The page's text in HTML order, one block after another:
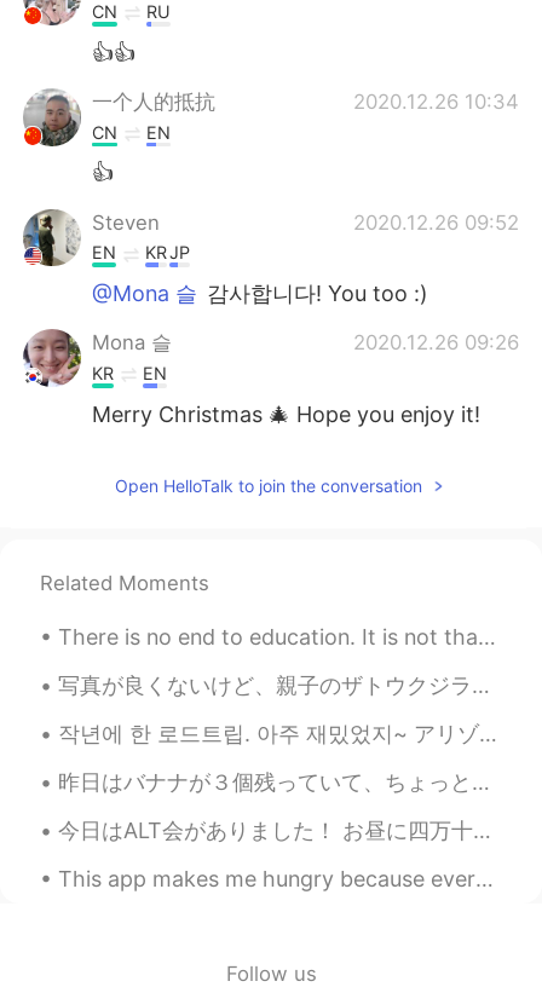
Indonesia
Türkçe
Português
CN RU
👍👍
一个人的抵抗 2020.12.26 10:34
CN EN
👍
Steven 2020.12.26 09:52
EN KRJP
@Mona 슬 감사합니다! You too :)
Mona 슬 2020.12.26 09:26
KR EN
Merry Christmas 🎄 Hope you enjoy it!
Open HelloTalk to join the conversation
Related Moments
There is no end to education. It is not that you read a book, pass an examination, and finish wit...
写真が良くないけど、親子のザトウクジラがいる！初めてクジラを見てて興奮した😂 その後バンドウイルカがたくさん現れて舟のそばで泳いでいて、サーフィングみたいだった。こんな距離で野生イルカを見たな...
작년에 한 로드트립. 아주 재밌었지~ アリゾナ州➡️カリフォルニア➡️ラスベガス 昨年やったロードトリップ！ 楽しかった！ From AZ, to Cali, to Vegas al...
昨日はバナナが３個残っていて、ちょっと新鮮じゃなさそうに見えて、「どうしよう?」と考えました。で、去年美味しいバナナブレッドを作ったのを思い出しまた。 その頃いい製法を見つけて自分自身の味覚似...
今日はALT会がありました！ お昼に四万十豚のソースカツ丼を食べました(^^) このお茶の飲み方分かりますか？ まずはカップの8割までお湯を入れます。そのお湯はカップからポットに移します。そし...
This app makes me hungry because everyone takes amazing photos of their delicious meals they are ...
Follow us